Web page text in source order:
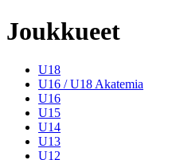
Joukkueet
U18
U16 / U18 Akatemia
U16
U15
U14
U13
U12